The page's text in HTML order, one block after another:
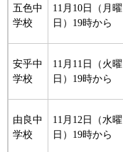
五色中
学校
11月10日（月曜
日）19時から
安乎中
学校
11月11日（火曜
日）19時から
由良中
学校
11月12日（水曜
日）19時から